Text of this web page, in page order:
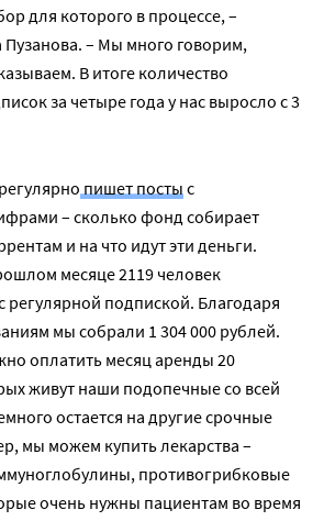
для которого в процессе, –
Пузанова. – Мы много говорим,
В итоге количество
за четыре года у нас выросло с 3
пишет постыс
– сколько фонд собирает
и на что идут эти деньги.
месяце 2119 человек
подпиской. Благодаря
мы собрали 1 304 000 рублей.
оплатить месяц аренды 20
живут наши подопечные со всей
остается на другие срочные
мы можем купить лекарства –
противогрибковые
очень нужны пациентам во время